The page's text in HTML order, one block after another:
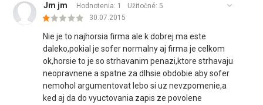
Jm jm Hodnotenia: 1 Užitočné: 5
30.07.2015
Nie je to najhorsia firma ale k dobrej ma este
daleko,pokial je sofer normalny aj firma je celkom
ok,horsie to je so strhavanim penazi,ktore strhavaju
neopravnene a spatne za dlhsie obdobie aby sofer
nemohol argumentovat lebo si uz nevzpomenie,a
ked aj da do vyuctovania zapis ze povolene